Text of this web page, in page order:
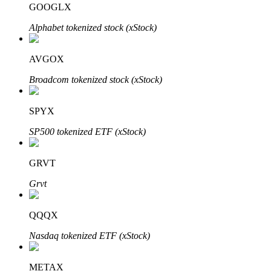
Blocages BTR
Des investissements exclusifs pour les détenteurs de BTR
Prêts
GOOGLX
Alphabet tokenized stock (xStock)
AVGOX
Broadcom tokenized stock (xStock)
SPYX
SP500 tokenized ETF (xStock)
GRVT
Grvt
QQQX
Nasdaq tokenized ETF (xStock)
METAX